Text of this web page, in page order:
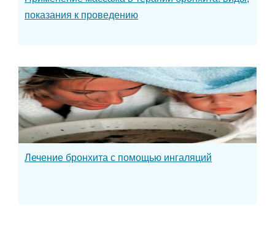
показания к проведению
Лечение бронхита с помощью ингаляций